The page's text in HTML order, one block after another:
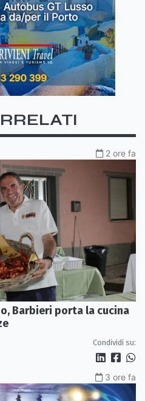
2 ore fa
Barbieri porta la cucina
Condividi su:
3 ore fa